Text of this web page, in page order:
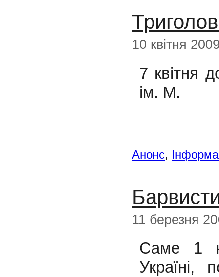
10 квітня
7 квітня
ім. М.
Анонс,
11 березня
Саме 1
Україні,